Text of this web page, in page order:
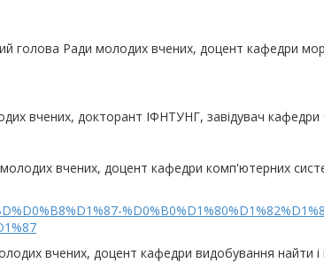
голова Ради молодих вчених, доцент кафедри
вчених, докторант ІФНТУНГ, завідувач кафедри
вчених, доцент кафедри комп'ютерних
вчених, доцент кафедри видобування найти і